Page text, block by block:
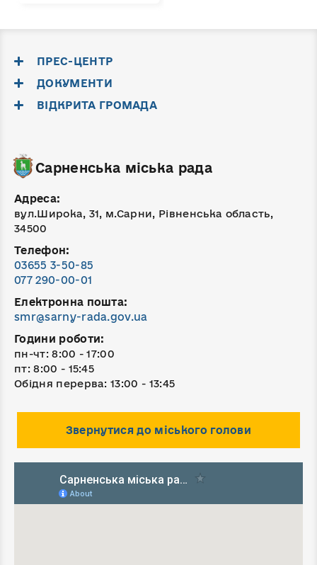
ПРЕС-ЦЕНТР
ДОКУМЕНТИ
ВІДКРИТА ГРОМАДА
Сарненська міська рада
Адреса:
вул.Широка, 31, м.Сарни, Рівненська область,
34500
Телефон:
03655 3-50-85
077 290-00-01
Електронна пошта:
smr@sarny-rada.gov.ua
Години роботи:
пн-чт: 8:00 - 17:00
пт: 8:00 - 15:45
Обідня перерва: 13:00 - 13:45
Звернутися до міського голови